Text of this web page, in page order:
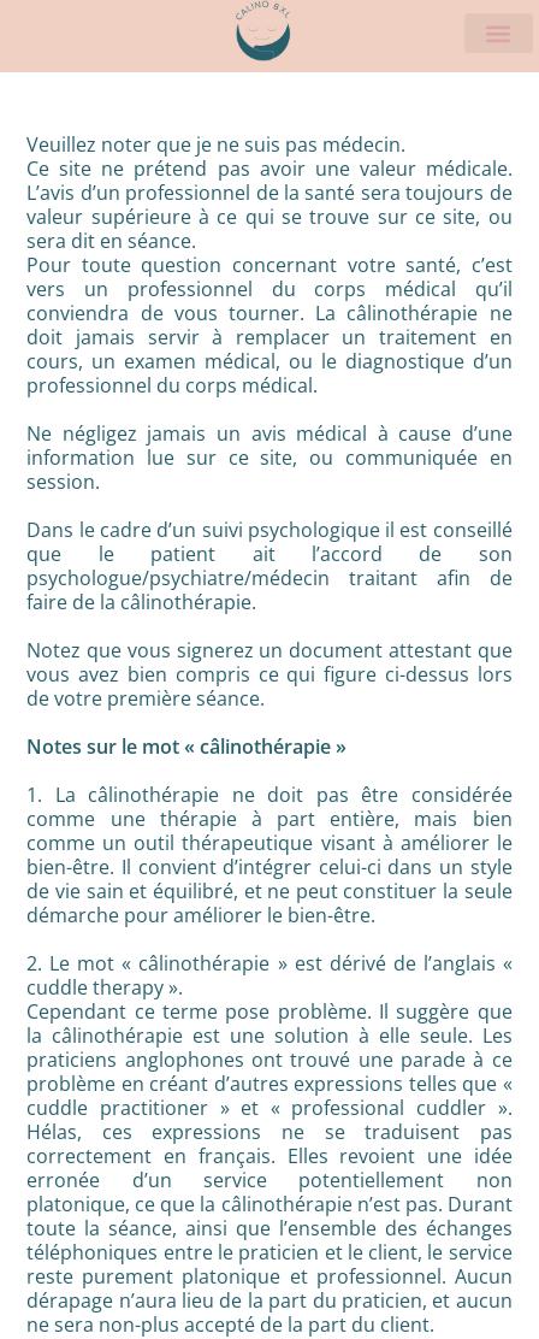
Veuillez noter que je ne suis pas médecin.
Ce site ne prétend pas avoir une valeur médicale.
L’avis d’un professionnel de la santé sera toujours de
valeur supérieure à ce qui se trouve sur ce site, ou
sera dit en séance.
Pour toute question concernant votre santé, c’est
vers un professionnel du corps médical qu’il
conviendra de vous tourner. La câlinothérapie ne
doit jamais servir à remplacer un traitement en
cours, un examen médical, ou le diagnostique d’un
professionnel du corps médical.
Ne négligez jamais un avis médical à cause d’une
information lue sur ce site, ou communiquée en
session.
Dans le cadre d’un suivi psychologique il est conseillé
que le patient ait l’accord de son
psychologue/psychiatre/médecin traitant afin de
faire de la câlinothérapie.
Notez que vous signerez un document attestant que
vous avez bien compris ce qui figure ci-dessus lors
de votre première séance.
Notes sur le mot « câlinothérapie »
1. La câlinothérapie ne doit pas être considérée
comme une thérapie à part entière, mais bien
comme un outil thérapeutique visant à améliorer le
bien-être. Il convient d’intégrer celui-ci dans un style
de vie sain et équilibré, et ne peut constituer la seule
démarche pour améliorer le bien-être.
2. Le mot « câlinothérapie » est dérivé de l’anglais «
cuddle therapy ».
Cependant ce terme pose problème. Il suggère que
la câlinothérapie est une solution à elle seule. Les
praticiens anglophones ont trouvé une parade à ce
problème en créant d’autres expressions telles que «
cuddle practitioner » et « professional cuddler ».
Hélas, ces expressions ne se traduisent pas
correctement en français. Elles revoient une idée
erronée d’un service potentiellement non
platonique, ce que la câlinothérapie n’est pas. Durant
toute la séance, ainsi que l’ensemble des échanges
téléphoniques entre le praticien et le client, le service
reste purement platonique et professionnel. Aucun
dérapage n’aura lieu de la part du praticien, et aucun
ne sera non-plus accepté de la part du client.